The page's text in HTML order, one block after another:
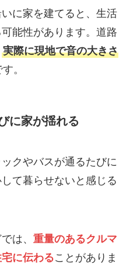
に家を建てると、生活
能性があります。道路
実際に現地で音の大きさ
。
に家が揺れる
クやバスが通るたびに
て暮らせないと感じる
は、 重量のあるクルマ
に伝わることがありま